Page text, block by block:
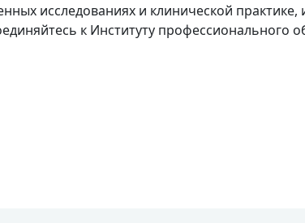
исследованиях и клинической
к Институту профессионального